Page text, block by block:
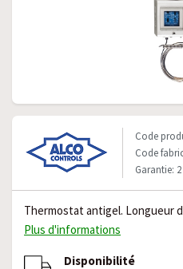
Code
Code
Garantie:
Thermostat antigel. Longueur
Plus d'informations
Disponibilité